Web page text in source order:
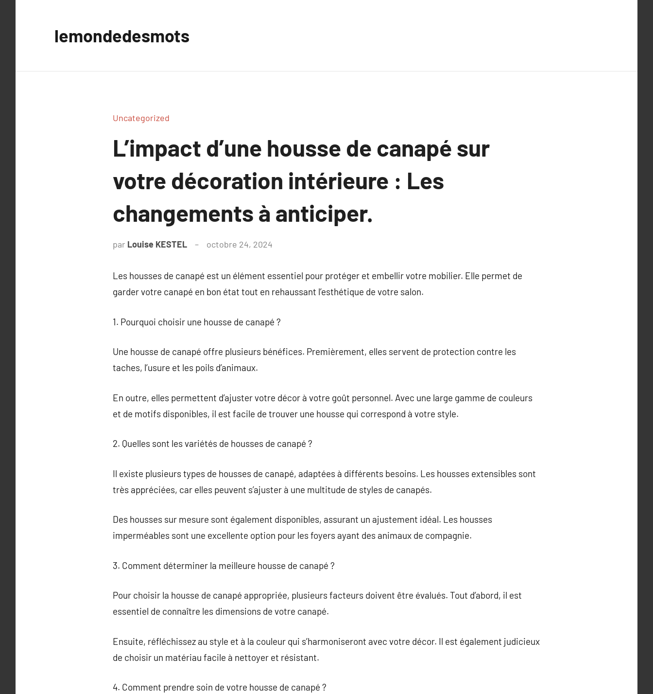
lemondedesmots
Uncategorized
L’impact d’une housse de canapé sur
votre décoration intérieure : Les
changements à anticiper.
par Louise KESTEL octobre 24, 2024
Les housses de canapé est un élément essentiel pour protéger et embellir votre mobilier. Elle permet de
garder votre canapé en bon état tout en rehaussant l’esthétique de votre salon.
1. Pourquoi choisir une housse de canapé ?
Une housse de canapé offre plusieurs bénéfices. Premièrement, elles servent de protection contre les
taches, l’usure et les poils d’animaux.
En outre, elles permettent d’ajuster votre décor à votre goût personnel. Avec une large gamme de couleurs
et de motifs disponibles, il est facile de trouver une housse qui correspond à votre style.
2. Quelles sont les variétés de housses de canapé ?
Il existe plusieurs types de housses de canapé, adaptées à différents besoins. Les housses extensibles sont
très appréciées, car elles peuvent s’ajuster à une multitude de styles de canapés.
Des housses sur mesure sont également disponibles, assurant un ajustement idéal. Les housses
imperméables sont une excellente option pour les foyers ayant des animaux de compagnie.
3. Comment déterminer la meilleure housse de canapé ?
Pour choisir la housse de canapé appropriée, plusieurs facteurs doivent être évalués. Tout d’abord, il est
essentiel de connaître les dimensions de votre canapé.
Ensuite, réfléchissez au style et à la couleur qui s’harmoniseront avec votre décor. Il est également judicieux
de choisir un matériau facile à nettoyer et résistant.
4. Comment prendre soin de votre housse de canapé ?